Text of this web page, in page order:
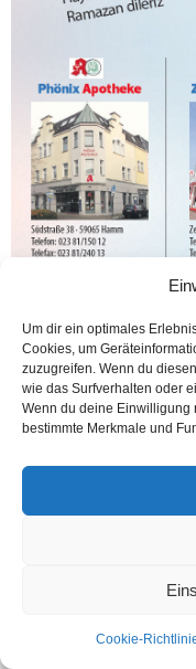
Um dir ein optimales
Cookies, um
zuzugreifen. Wenn du
wie das Surfverhalten oder
Wenn du deine Einwilligung
bestimmte Merkmale und
Cookie-
Kontakt
©